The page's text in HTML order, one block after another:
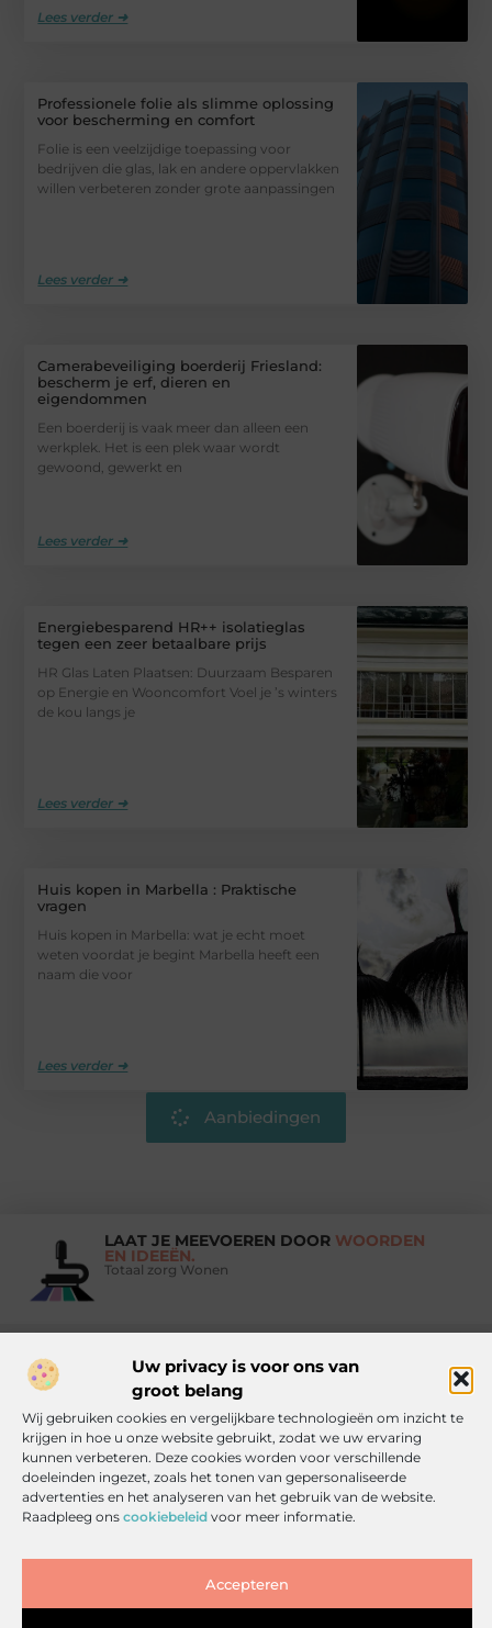
Uw privacy is voor ons van
groot belang
Wij gebruiken cookies en vergelijkbare technologieën om inzicht te
krijgen in hoe u onze website gebruikt, zodat we uw ervaring
kunnen verbeteren. Deze cookies worden voor verschillende
doeleinden ingezet, zoals het tonen van gepersonaliseerde
advertenties en het analyseren van het gebruik van de website.
Raadpleeg ons cookiebeleid voor meer informatie.
Accepteren
Lees verder ➜
Professionele folie als slimme oplossing
voor bescherming en comfort
Folie is een veelzijdige toepassing voor
bedrijven die glas, lak en andere oppervlakken
willen verbeteren zonder grote aanpassingen
Lees verder ➜
Camerabeveiliging boerderij Friesland:
bescherm je erf, dieren en
eigendommen
Een boerderij is vaak meer dan alleen een
werkplek. Het is een plek waar wordt
gewoond, gewerkt en
Lees verder ➜
Energiebesparend HR++ isolatieglas
tegen een zeer betaalbare prijs
HR Glas Laten Plaatsen: Duurzaam Besparen
op Energie en Wooncomfort Voel je ’s winters
de kou langs je
Lees verder ➜
Huis kopen in Marbella : Praktische
vragen
Huis kopen in Marbella: wat je echt moet
weten voordat je begint Marbella heeft een
naam die voor
Lees verder ➜
Aanbiedingen
LAAT JE MEEVOEREN DOOR WOORDEN
EN IDEEËN.
Totaal zorg Wonen
Vind Ons Hier :
Beroemdheden Uit de Media Partners Over ons
Contact Artikel publiceren Website index Cookiebeleid (EU)